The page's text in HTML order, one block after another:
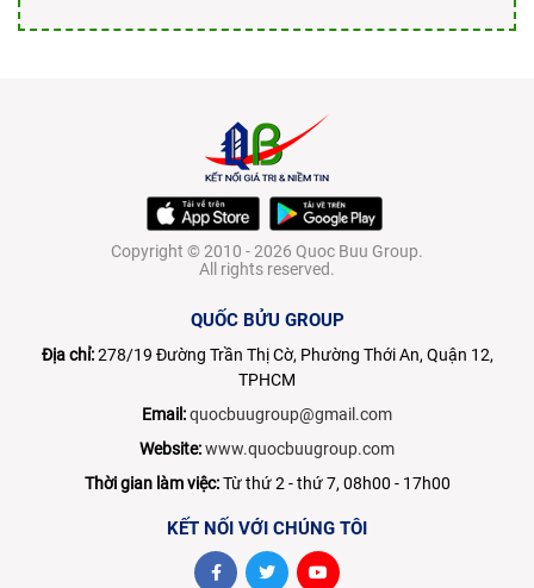
Copyright © 2010 - 2026 Quoc Buu Group.
All rights reserved.
QUỐC BỬU GROUP
Địa chỉ:278/19 Đường Trần Thị Cờ, Phường Thới An, Quận 12,
TPHCM
Email:quocbuugroup@gmail.com
Website:www.quocbuugroup.com
Thời gian làm việc:Từ thứ 2 - thứ 7, 08h00 - 17h00
KẾT NỐI VỚI CHÚNG TÔI